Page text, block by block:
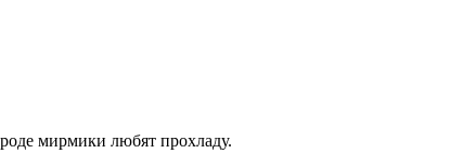
мирмики любят прохладу.